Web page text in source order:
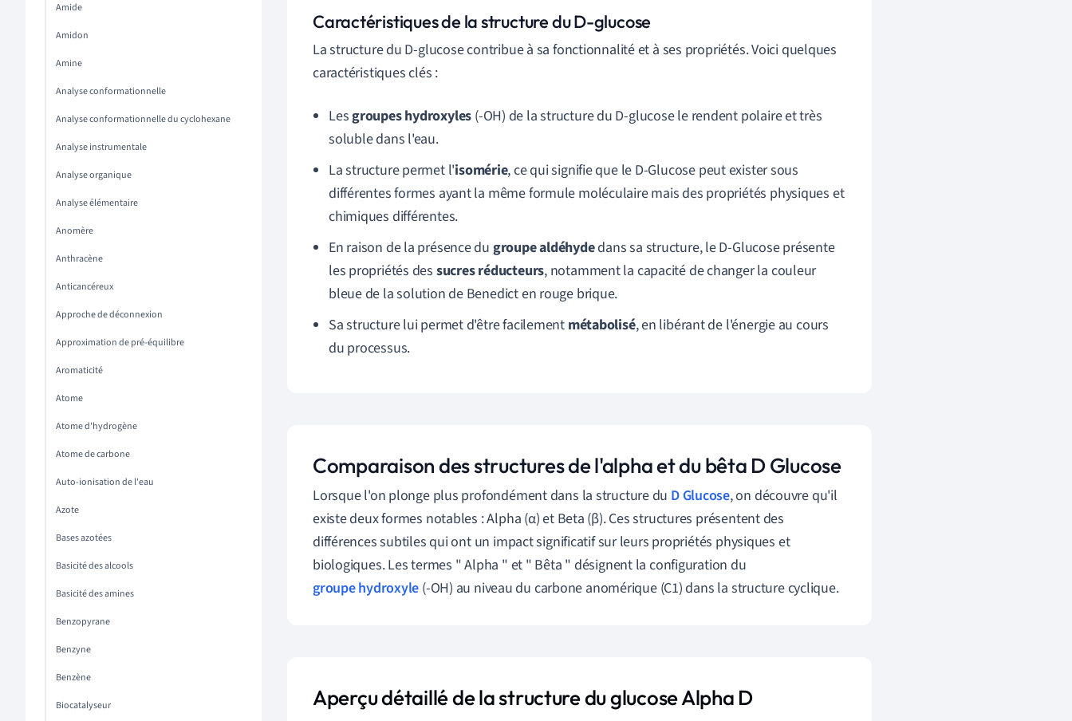
Amide
Amidon
Amine
Analyse conformationnelle
Analyse conformationnelle du cyclohexane
Analyse instrumentale
Analyse organique
Analyse élémentaire
Anomère
Anthracène
Anticancéreux
Approche de déconnexion
Approximation de pré-équilibre
Aromaticité
Atome
Atome d'hydrogène
Atome de carbone
Auto-ionisation de l'eau
Azote
Bases azotées
Basicité des alcools
Basicité des amines
Benzopyrane
Benzyne
Benzène
Biocatalyseur
Caractéristiques de la structure du D-glucose
La structure du D-glucose contribue à sa fonctionnalité et à ses propriétés. Voici quelques
caractéristiques clés :
Lesgroupes hydroxyles (-OH) de la structure du D-glucose le rendent polaire et très
soluble dans l'eau.
La structure permet l'isomérie, ce qui signifie que le D-Glucose peut exister sous
différentes formes ayant la même formule moléculaire mais des propriétés physiques et
chimiques différentes.
En raison de la présence du groupe aldéhydedans sa structure, le D-Glucose présente
les propriétés des sucres réducteurs, notamment la capacité de changer la couleur
bleue de la solution de Benedict en rouge brique.
Sa structure lui permet d'être facilement métabolisé, en libérant de l'énergie au cours
du processus.
Comparaison des structures de l'alpha et du bêta D Glucose
Lorsque l'on plonge plus profondément dans la structure du D Glucose, on découvre qu'il
existe deux formes notables : Alpha (α) et Beta (β). Ces structures présentent des
différences subtiles qui ont un impact significatif sur leurs propriétés physiques et
biologiques. Les termes " Alpha " et " Bêta " désignent la configuration du
groupe hydroxyle (-OH) au niveau du carbone anomérique (C1) dans la structure cyclique.
Aperçu détaillé de la structure du glucose Alpha D